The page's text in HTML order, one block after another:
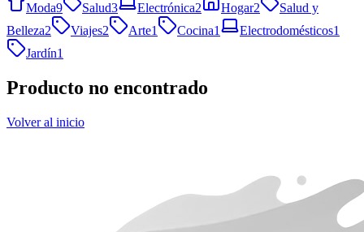
Moda9 Salud3 Electrónica2 Hogar2
Salud y
Belleza2 Viajes2 Arte1 Cocina1 Electrodomésticos1
Jardín1
Producto no encontrado
Volver al inicio